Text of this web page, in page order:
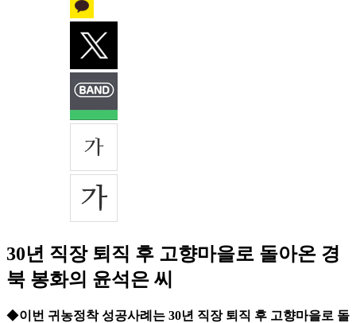
30년 직장 퇴직 후 고향마을로 돌아온 경
북 봉화의 윤석은 씨
◆이번 귀농정착 성공사례는 30년 직장 퇴직 후 고향마을로 돌